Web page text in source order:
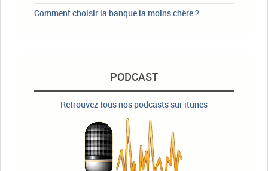
Comment choisir la banque la moins chère ?
PODCAST
Retrouvez tous nos podcasts sur itunes